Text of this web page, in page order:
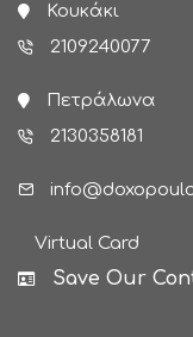
Κουκάκι
2109240077
Πετράλωνα
2130358181
Virtual Card
Save Our